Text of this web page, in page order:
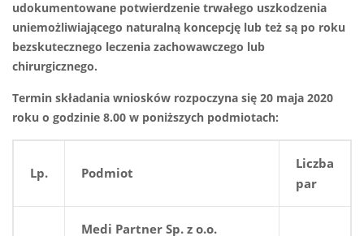
udokumentowane potwierdzenie trwałego uszkodzenia
uniemożliwiającego naturalną koncepcję lub też są po roku
bezskutecznego leczenia zachowawczego lub
chirurgicznego.
Termin składania wniosków rozpoczyna się 20 maja 2020
roku o godzinie 8.00 w poniższych podmiotach:
Lp. Podmiot
Liczba
par
Medi Partner Sp. z o.o.